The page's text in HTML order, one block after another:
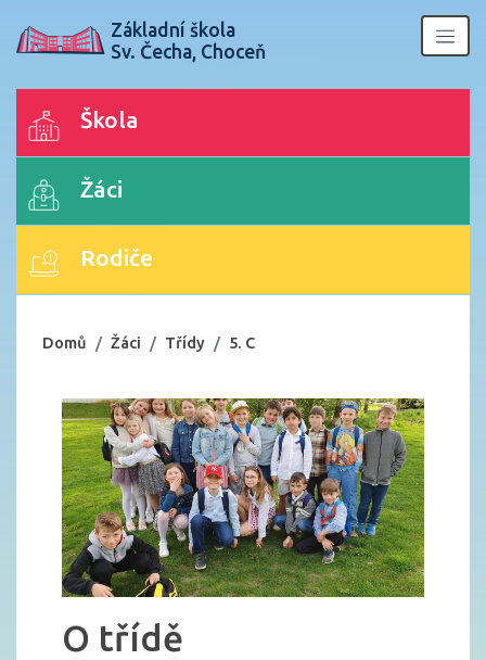
Základní škola
Sv. Čecha, Choceň
Škola
Žáci
Rodiče
Domů Žáci Třídy 5. C
O třídě